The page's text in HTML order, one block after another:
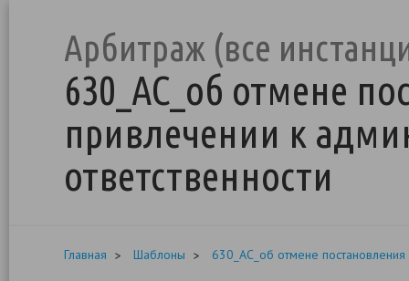
Арбитраж (все
630_АС_об отмене
привлечении к
ответственности
Главная Шаблоны 630_АС_об отмене постановления